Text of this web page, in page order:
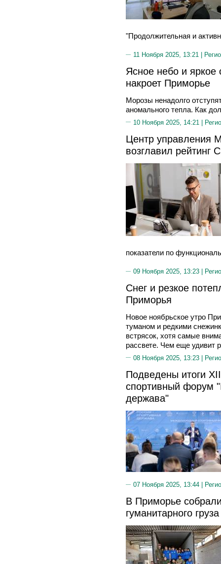
"Продолжительная и
11 Ноября 2025, 13:21 |
Ясное небо и яркое
накроет Приморье
Морозы ненадолго
аномального тепла. Как
10 Ноября 2025, 14:21 |
Центр управления
возглавил рейтинг
показатели по
09 Ноября 2025, 13:23 |
Снег и резкое
Приморья
Новое ноябрьское утро
туманом и редкими
встрясок, хотя самые
рассвете. Чем еще удивит
08 Ноября 2025, 13:23 |
Подведены итоги
спортивный форум
держава"
07 Ноября 2025, 13:44 |
В Приморье
гуманитарного